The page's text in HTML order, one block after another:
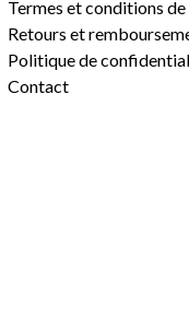
Termes et conditions
Retours et
Politique de
Contact